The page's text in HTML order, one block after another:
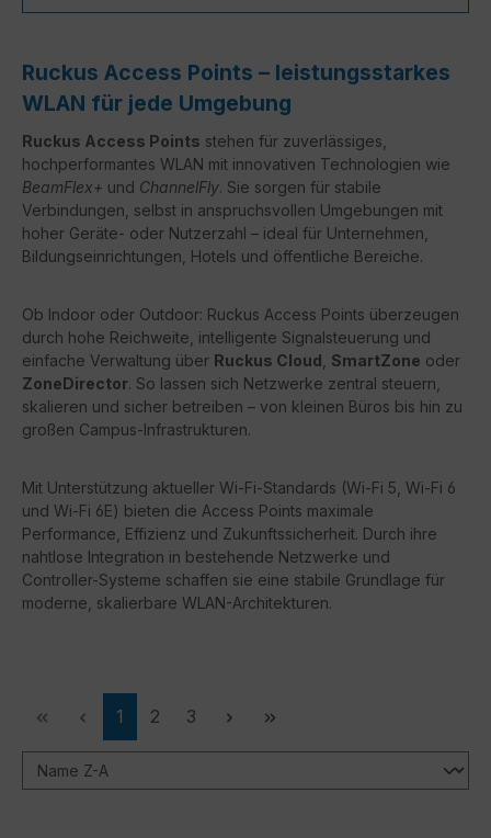
Ruckus Access Points – leistungsstarkes
WLAN für jede Umgebung
Ruckus Access Points stehen für zuverlässiges,
hochperformantes WLAN mit innovativen Technologien wie
BeamFlex+ und ChannelFly. Sie sorgen für stabile
Verbindungen, selbst in anspruchsvollen Umgebungen mit
hoher Geräte- oder Nutzerzahl – ideal für Unternehmen,
Bildungseinrichtungen, Hotels und öffentliche Bereiche.
Ob Indoor oder Outdoor: Ruckus Access Points überzeugen
durch hohe Reichweite, intelligente Signalsteuerung und
einfache Verwaltung über Ruckus Cloud SmartZone oder
ZoneDirector. So lassen sich Netzwerke zentral steuern,
skalieren und sicher betreiben – von kleinen Büros bis hin zu
großen Campus-Infrastrukturen.
Mit Unterstützung aktueller Wi-Fi-Standards (Wi-Fi 5, Wi-Fi 6
und Wi-Fi 6E) bieten die Access Points maximale
Performance, Effizienz und Zukunftssicherheit. Durch ihre
nahtlose Integration in bestehende Netzwerke und
Controller-Systeme schaffen sie eine stabile Grundlage für
moderne, skalierbare WLAN-Architekturen.
Seite
1 Seite
2 Seite
3